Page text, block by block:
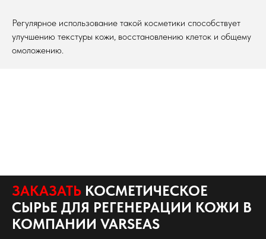
Регулярное использование такой косметики способствует
улучшению текстуры кожи, восстановлению клеток и общему
омоложению.
ЗАКАЗАТЬ КОСМЕТИЧЕСКОЕ
СЫРЬЕ ДЛЯ РЕГЕНЕРАЦИИ КОЖИ В
КОМПАНИИ VARSEAS